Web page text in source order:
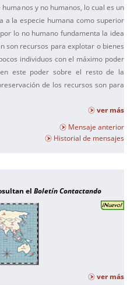
y no humanos, lo cual es un
a la especie humana como superior
lo no humano fundamenta la idea
son recursos para explotar o bienes
individuos con el máximo poder
este poder sobre el resto de la
de los recursos son para
ver más
Mensaje anterior
Historial de mensajes
el Boletín Contactando
ver más